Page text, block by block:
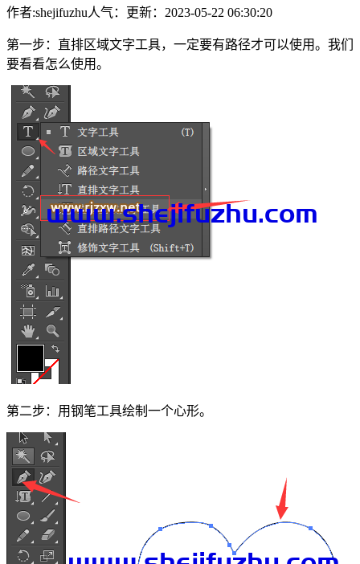
作者:shejifuzhu人气： 更新：2023-05-22 06:30:20
第一步：直排区域文字工具，一定要有路径才可以使用。我们
要看看怎么使用。
第二步：用钢笔工具绘制一个心形。